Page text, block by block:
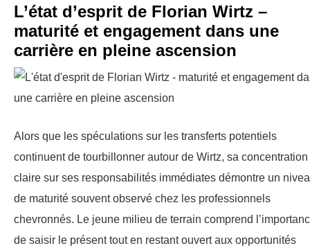
L’état d’esprit de Florian Wirtz –
maturité et engagement dans une
carrière en pleine ascension
Alors que les spéculations sur les transferts potentiels
continuent de tourbillonner autour de Wirtz, sa concentration
claire sur ses responsabilités immédiates démontre un
de maturité souvent observé chez les professionnels
chevronnés. Le jeune milieu de terrain comprend
de saisir le présent tout en restant ouvert aux opportunités